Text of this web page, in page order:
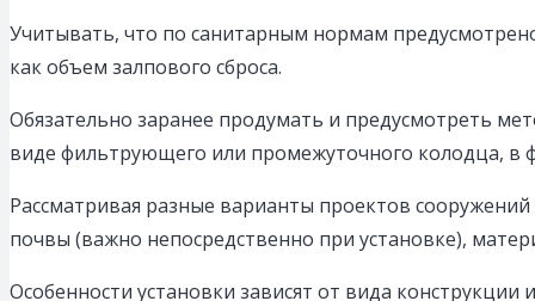
Учитывать, что по санитарным нормам
как объем залпового сброса.
Обязательно заранее продумать и предусмотреть
виде фильтрующего или промежуточного колодца, в
Рассматривая разные варианты проектов
почвы (важно непосредственно при установке),
Особенности установки зависят от вида